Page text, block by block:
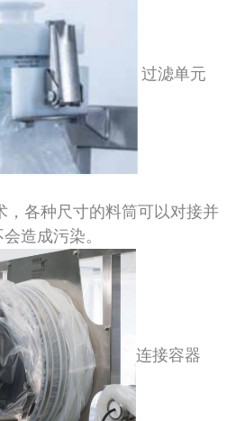
过滤单元
，各种尺寸的料筒可以对接并
造成污染。
连接容器